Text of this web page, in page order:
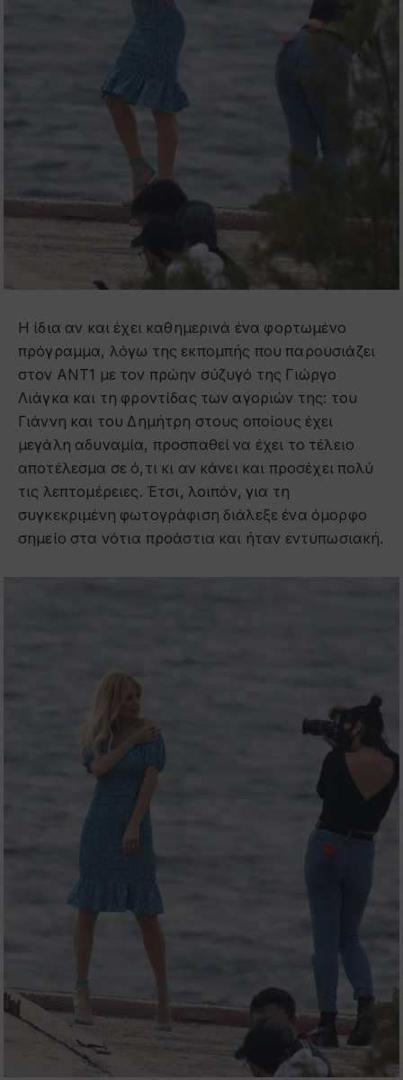
Η ίδια αν και έχει καθημερινά ένα φορτωμένο
πρόγραμμα, λόγω της εκπομπής που παρουσιάζει
στον ANT1 με τον πρώην σύζυγό της Γιώργο
Λιάγκα και τη φροντίδας των αγοριών της: του
Γιάννη και του Δημήτρη στους οποίους έχει
μεγάλη αδυναμία, προσπαθεί να έχει το τέλειο
αποτέλεσμα σε ό,τι κι αν κάνει και προσέχει πολύ
τις λεπτομέρειες. Έτσι, λοιπόν, για τη
συγκεκριμένη φωτογράφιση διάλεξε ένα όμορφο
σημείο στα νότια προάστια και ήταν εντυπωσιακή.